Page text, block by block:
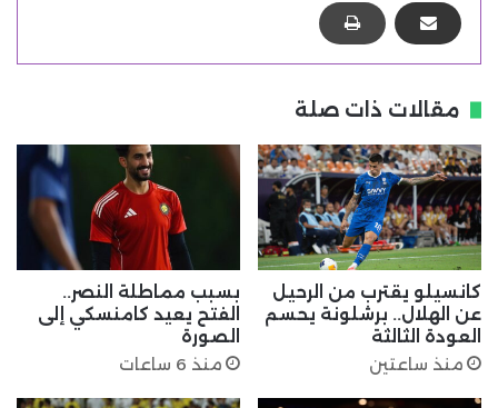
مقالات ذات صلة
كانسيلو يقترب من الرحيل
عن الهلال.. برشلونة يحسم
العودة الثالثة
منذ ساعتين
بسبب مماطلة النصر..
الفتح يعيد كامنسكي إلى
الصورة
منذ 6 ساعات